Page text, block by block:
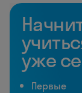
уже
Первые